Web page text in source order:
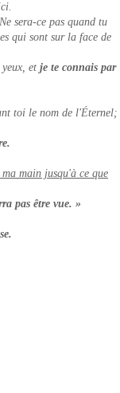
sera-ce pas quand tu
qui sont sur la face de
et je te connais par
toi le nom de l'Éternel;
main jusqu'à ce que
pas être vue. »